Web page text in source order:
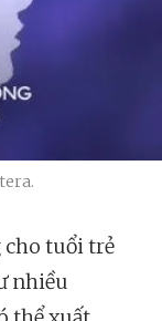
tuổi trẻ
nhiều